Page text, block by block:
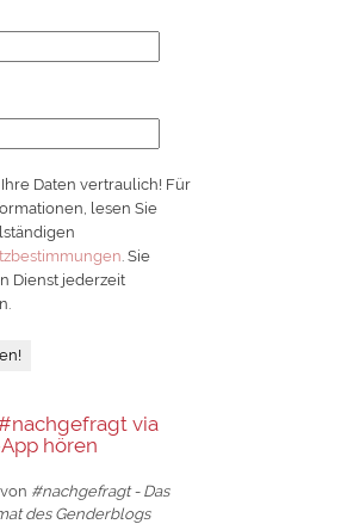
Daten vertraulich! Für
lesen Sie
. Sie
Dienst jederzeit
via
hören
#nachgefragt - Das
des Genderblogs